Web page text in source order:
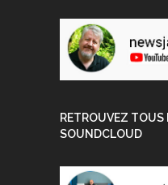
RETROUVEZ
SOUNDCLOUD